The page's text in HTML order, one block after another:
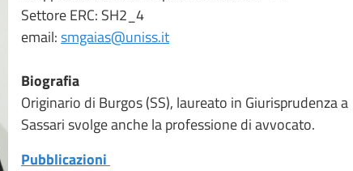
Settore ERC: SH2_4
email:smgaias@uniss.it
Biografia
Originario di Burgos (SS), laureato in Giurisprudenza a
Sassari svolge anche la professione di avvocato.
Pubblicazioni